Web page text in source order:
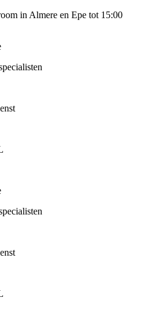
in Almere en Epe tot 15:00